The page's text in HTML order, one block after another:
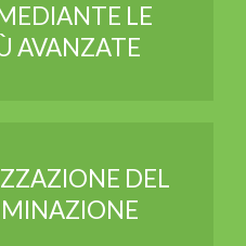
LE
AVANZATE
DEL